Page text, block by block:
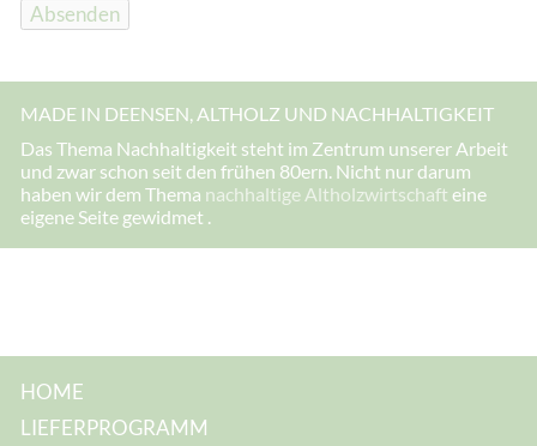
Absenden
MADE IN DEENSEN, ALTHOLZ UND NACHHALTIGKEIT
Das Thema Nachhaltigkeit steht im Zentrum unserer Arbeit
und zwar schon seit den frühen 80ern. Nicht nur darum
haben wir dem Thema nachhaltige Altholzwirtschaft eine
eigene Seite gewidmet .
HOME
LIEFERPROGRAMM